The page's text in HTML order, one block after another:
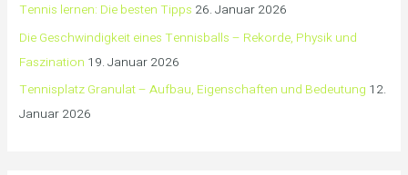
Tennis lernen: Die besten Tipps 26. Januar 2026
Die Geschwindigkeit eines Tennisballs – Rekorde, Physik und
Faszination 19. Januar 2026
Tennisplatz Granulat – Aufbau, Eigenschaften und Bedeutung 12.
Januar 2026